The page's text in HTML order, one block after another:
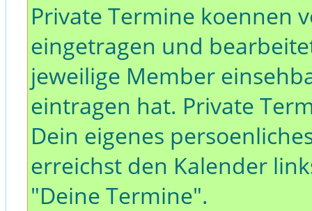
Private Termine koennen
eingetragen und
jeweilige Member
eintragen hat. Private
Dein eigenes
erreichst den Kalender
"Deine Termine".